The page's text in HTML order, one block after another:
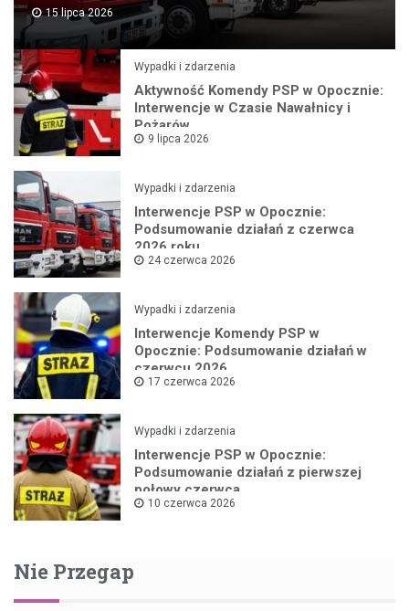
15 lipca 2026
Wypadki i zdarzenia
Aktywność Komendy PSP w Opocznie:
Interwencje w Czasie Nawałnicy i
Pożarów
9 lipca 2026
Wypadki i zdarzenia
Interwencje PSP w Opocznie:
Podsumowanie działań z czerwca
2026 roku
24 czerwca 2026
Wypadki i zdarzenia
Interwencje Komendy PSP w
Opocznie: Podsumowanie działań w
czerwcu 2026
17 czerwca 2026
Wypadki i zdarzenia
Interwencje PSP w Opocznie:
Podsumowanie działań z pierwszej
połowy czerwca
10 czerwca 2026
Nie Przegap